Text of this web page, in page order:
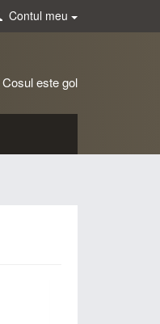
Contul meu
Cosul este gol